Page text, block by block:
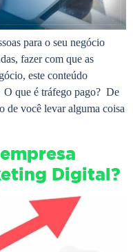
para o seu negócio
fazer com que as
este conteúdo
O que é tráfego pago? De
de você levar alguma coisa
Digital?